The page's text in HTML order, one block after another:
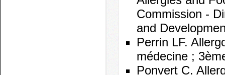
Commission -
and
Perrin LF.
médecine ;
Ponvert C.